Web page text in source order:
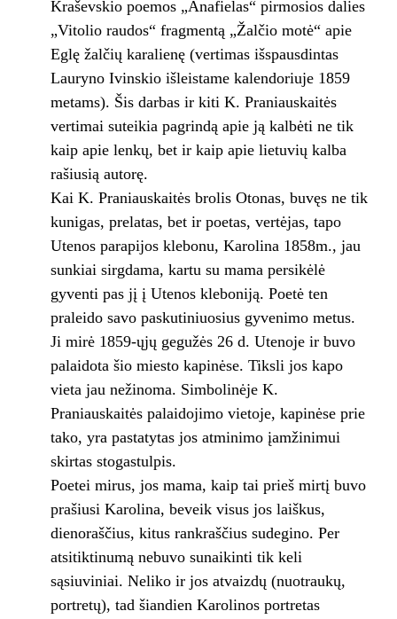
Kraševskio poemos „Anafielas“ pirmosios dalies
„Vitolio raudos“ fragmentą „Žalčio motė“ apie
Eglę žalčių karalienę (vertimas išspausdintas
Lauryno Ivinskio išleistame kalendoriuje 1859
metams). Šis darbas ir kiti K. Praniauskaitės
vertimai suteikia pagrindą apie ją kalbėti ne tik
kaip apie lenkų, bet ir kaip apie lietuvių kalba
rašiusią autorę.
Kai K. Praniauskaitės brolis Otonas, buvęs ne tik
kunigas, prelatas, bet ir poetas, vertėjas, tapo
Utenos parapijos klebonu, Karolina 1858m., jau
sunkiai sirgdama, kartu su mama persikėlė
gyventi pas jį į Utenos kleboniją. Poetė ten
praleido savo paskutiniuosius gyvenimo metus.
Ji mirė 1859-ųjų gegužės 26 d. Utenoje ir buvo
palaidota šio miesto kapinėse. Tiksli jos kapo
vieta jau nežinoma. Simbolinėje K.
Praniauskaitės palaidojimo vietoje, kapinėse prie
tako, yra pastatytas jos atminimo įamžinimui
skirtas stogastulpis.
Poetei mirus, jos mama, kaip tai prieš mirtį buvo
prašiusi Karolina, beveik visus jos laiškus,
dienoraščius, kitus rankraščius sudegino. Per
atsitiktinumą nebuvo sunaikinti tik keli
sąsiuviniai. Neliko ir jos atvaizdų (nuotraukų,
portretų), tad šiandien Karolinos portretas